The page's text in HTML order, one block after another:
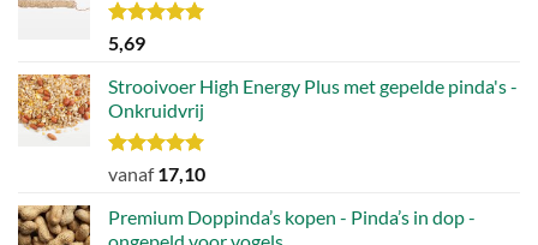
Waardering
5.00
5,69
Strooivoer High Energy Plus met gepelde pinda's -
Onkruidvrij
Waardering
uit 5
vanaf17,10
Premium Doppinda’s kopen - Pinda’s in dop -